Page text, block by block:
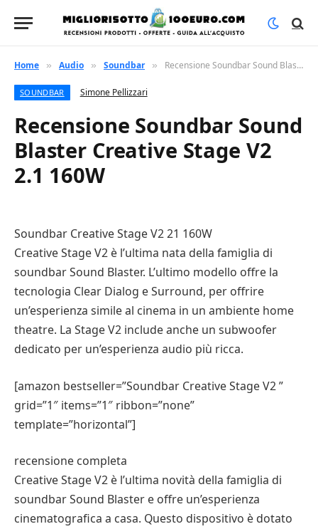
Home » Audio » Soundbar » Recensione Soundbar Sound Blaster Creative Stage V2 2.1 160W
SOUNDBAR Simone Pellizzari
Recensione Soundbar Sound
Blaster Creative Stage V2
2.1 160W
Soundbar Creative Stage V2 21 160W
Creative Stage V2 è l’ultima nata della famiglia di
soundbar Sound Blaster. L’ultimo modello offre la
tecnologia Clear Dialog e Surround, per offrire
un’esperienza simile al cinema in un ambiente home
theatre. La Stage V2 include anche un subwoofer
dedicato per un’esperienza audio più ricca.
[amazon bestseller=”Soundbar Creative Stage V2 ”
grid=”1″ items=”1″ ribbon=”none”
template=”horizontal”]
recensione completa
Creative Stage V2 è l’ultima novità della famiglia di
soundbar Sound Blaster e offre un’esperienza
cinematografica a casa. Questo dispositivo è dotato